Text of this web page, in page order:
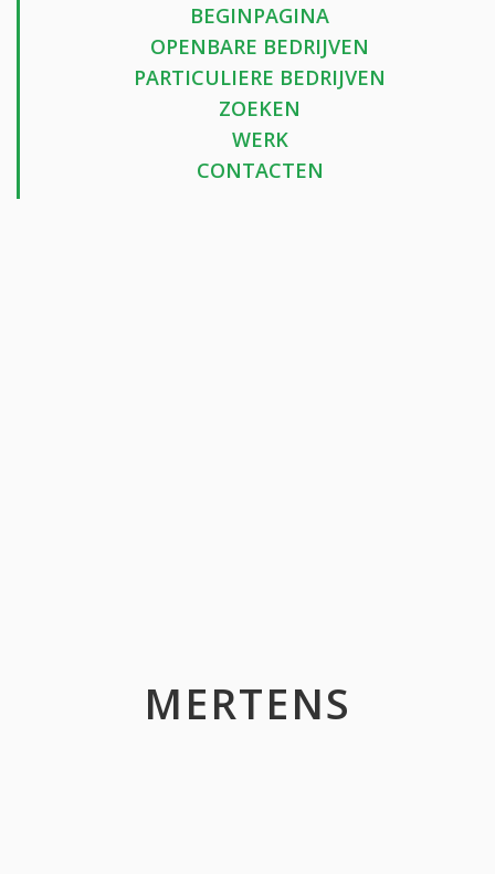
BEGINPAGINA
OPENBARE BEDRIJVEN
PARTICULIERE BEDRIJVEN
ZOEKEN
WERK
CONTACTEN
MERTENS